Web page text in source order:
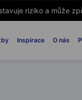
riziko a může
Inspirace O nás